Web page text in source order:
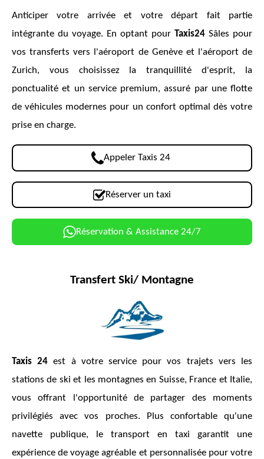
Anticiper votre arrivée et votre départ fait partie
intégrante du voyage. En optant pour Taxis24 Sâles pour
vos transferts vers l'aéroport de Genève et l'aéroport de
Zurich, vous choisissez la tranquillité d'esprit, la
ponctualité et un service premium, assuré par une flotte
de véhicules modernes pour un confort optimal dès votre
prise en charge.
Appeler Taxis 24
Réserver un taxi
Réservation & Assistance 24/7
Transfert Ski/ Montagne
Taxis 24 est à votre service pour vos trajets vers les
stations de ski et les montagnes en Suisse, France et Italie,
vous offrant l'opportunité de partager des moments
privilégiés avec vos proches. Plus confortable qu'une
navette publique, le transport en taxi garantit une
expérience de voyage agréable et personnalisée pour votre